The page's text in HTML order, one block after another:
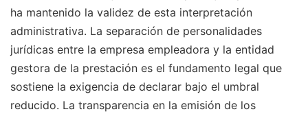
ha mantenido la validez de esta interpretación
administrativa. La separación de personalidades
jurídicas entre la empresa empleadora y la entidad
gestora de la prestación es el fundamento legal que
sostiene la exigencia de declarar bajo el umbral
reducido. La transparencia en la emisión de los